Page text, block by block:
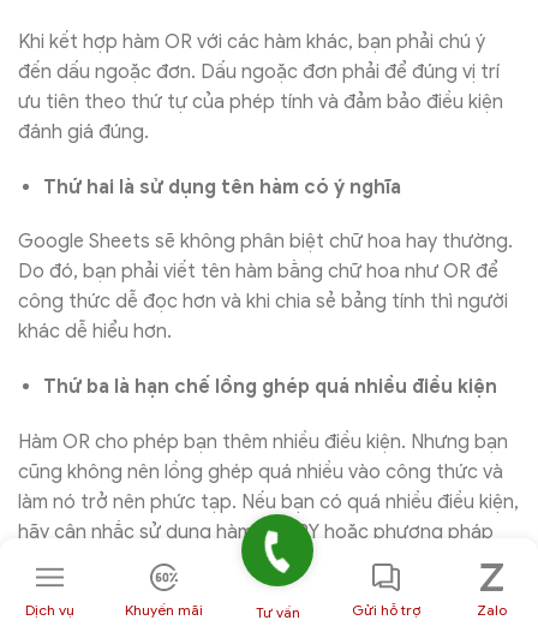
Khi kết hợp hàm OR với các hàm khác, bạn phải chú ý
đến dấu ngoặc đơn. Dấu ngoặc đơn phải để đúng vị trí
ưu tiên theo thứ tự của phép tính và đảm bảo điều kiện
đánh giá đúng.
Thứ hai là sử dụng tên hàm có ý nghĩa
Google Sheets sẽ không phân biệt chữ hoa hay thường.
Do đó, bạn phải viết tên hàm bằng chữ hoa như OR để
công thức dễ đọc hơn và khi chia sẻ bảng tính thì người
khác dễ hiểu hơn.
Thứ ba là hạn chế lồng ghép quá nhiều điều kiện
Hàm OR cho phép bạn thêm nhiều điều kiện. Nhưng bạn
cũng không nên lồng ghép quá nhiều vào công thức và
làm nó trở nên phức tạp. Nếu bạn có quá nhiều điều kiện,
hãy cân nhắc sử dụng hàm QUERY hoặc phương pháp
khác để làm công thức được gọn gàng hơn.
Thứ tư là kết hợp với các hàm khác để tạo ra kết
Dịch vụ Khuyến mãi Tư vấn Gửi hỗ trợ Zalo